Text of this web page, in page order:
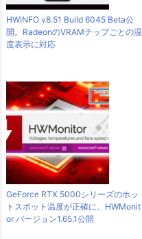
HWiNFO v8.51 Build 6045 Beta公
開。RadeonのVRAMチップごとの温
度表示に対応
GeForce RTX 5000シリーズのホッ
トスポット温度が正確に。HWMonit
or バージョン1.65.1公開